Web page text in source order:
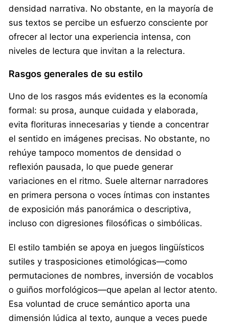
densidad narrativa. No obstante, en la mayoría de
sus textos se percibe un esfuerzo consciente por
ofrecer al lector una experiencia intensa, con
niveles de lectura que invitan a la relectura.
Rasgos generales de su estilo
Uno de los rasgos más evidentes es la economía
formal: su prosa, aunque cuidada y elaborada,
evita florituras innecesarias y tiende a concentrar
el sentido en imágenes precisas. No obstante, no
rehúye tampoco momentos de densidad o
reflexión pausada, lo que puede generar
variaciones en el ritmo. Suele alternar narradores
en primera persona o voces íntimas con instantes
de exposición más panorámica o descriptiva,
incluso con digresiones filosóficas o simbólicas.
El estilo también se apoya en juegos lingüísticos
sutiles y trasposiciones etimológicas—como
permutaciones de nombres, inversión de vocablos
o guiños morfológicos—que apelan al lector atento.
Esa voluntad de cruce semántico aporta una
dimensión lúdica al texto, aunque a veces puede